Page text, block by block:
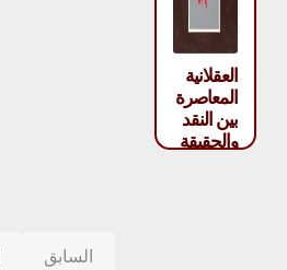
العقلانية
المعاصرة
بين النقد
والحقيقة
السابق